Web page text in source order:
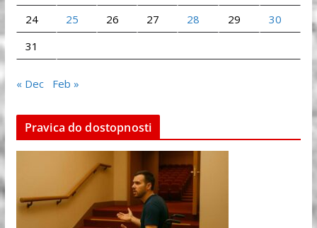
24
25 26 27 28 29
30
31
« Dec Feb »
Pravica do dostopnosti